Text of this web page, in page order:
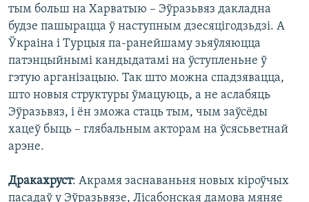
тым больш на Харватыю – Эўразьвяз дакладна
будзе пашырацца ў наступным дзесяцігодзьдзі. А
Ўкраіна і Турцыя па-ранейшаму зьяўляюцца
патэнцыйнымі кандыдатамі на ўступленьне ў
гэтую арганізацыю. Так што можна спадзявацца,
што новыя структуры ўмацуюць, а не аслабяць
Эўразьвяз, і ён зможа стаць тым, чым заўсёды
хацеў быць – глябальным акторам на ўсясьветнай
арэне.
Дракахруст: Акрамя заснаваньня новых кіроўчых
пасадаў у Эўразьвязе, Лісабонская дамова мяняе